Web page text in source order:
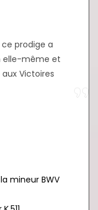
prodige a
elle-même et
Victoires
mineur BWV